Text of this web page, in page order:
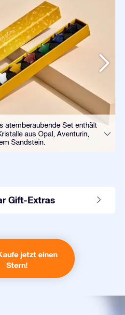
atemberaubende Set enthält
aus Opal, Aventurin,
Sandstein.
Gift-Extras
jetzt einen
Stern!